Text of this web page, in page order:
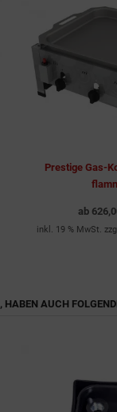
Prestige Gas-
ab
inkl. 19 % MwSt.
AUCH